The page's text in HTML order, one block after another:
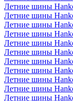
Летние шины
Летние шины
Летние шины
Летние шины
Летние шины
Летние шины
Летние шины
Летние шины
Летние шины
Летние шины
Летние шины